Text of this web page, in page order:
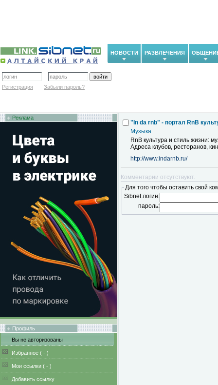
НОВОСТИ РАЗВЛЕЧЕНИЯ
Регистрация Забыли пароль?
Реклама
Профиль
Вы не авторизованы
Избранное ( - )
Мои ссылки ( - )
Добавить ссылку
"In da rnb" - портал RnB
Музыка
RnB культура и стиль жизни:
Адреса клубов, ресторанов,
http://www.indarnb.ru/
Комментарии отсутствуют.
Для того чтобы оставить свой
Sibnet логин:
пароль: